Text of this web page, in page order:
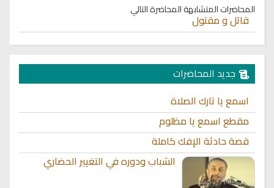
المحاضرات المتشابهةالمحاضرة التالي
قاتل و مقتول
جديد المحاضرات
اسمع يا تارك الصلاة
مقطع اسمع يا مظلوم
قصة حادثة الإفك كاملة
الشباب ودوره في التغيير الحضاري